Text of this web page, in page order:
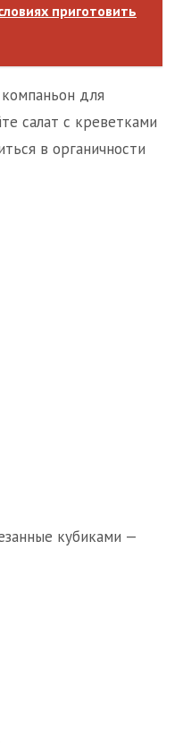
приготовить
для
салат с креветками
в органичности
кубиками —